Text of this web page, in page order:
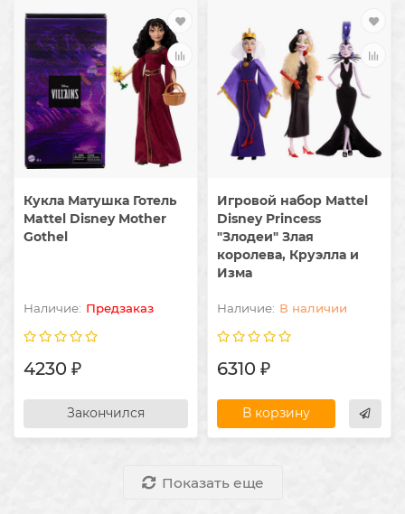
Кукла Матушка Готель
Mattel Disney Mother
Gothel
Предзаказ
4230 ₽
Закончился
Игровой набор Mattel
Disney Princess
"Злодеи" Злая
королева, Круэлла и
Изма
В наличии
6310 ₽
В корзину
Показать еще